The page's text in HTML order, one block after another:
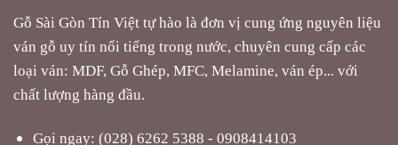
Gỗ Sài Gòn Tín Việt tự hào là đơn vị cung ứng nguyên liệu
ván gỗ uy tín nổi tiếng trong nước, chuyên cung cấp các
loại ván: MDF, Gỗ Ghép, MFC, Melamine, ván ép... với
chất lượng hàng đầu.
Gọi ngay: (028) 6262 5388 - 0908414103